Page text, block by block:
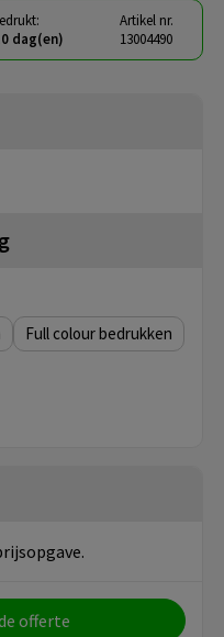
dag(en)
Artikel nr.
13004490
Full colour
offerte